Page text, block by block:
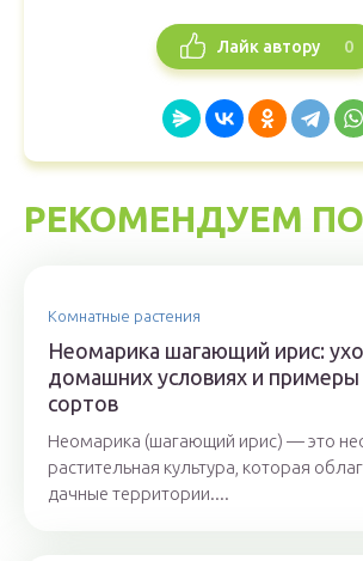
Лайк автору 0
РЕКОМЕНДУЕМ
Комнатные растения
Неомарика шагающий ирис:
домашних условиях и
сортов
Неомарика (шагающий ирис) — это
растительная культура, которая
дачные территории....